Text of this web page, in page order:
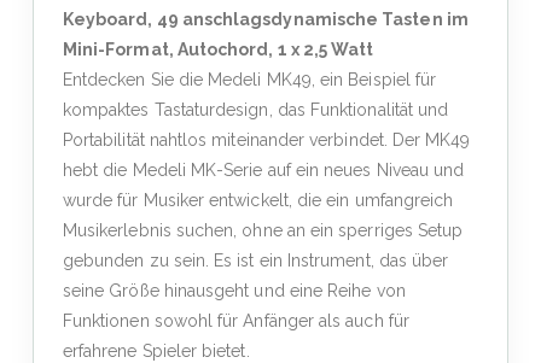
Keyboard, 49 anschlagsdynamische Tasten im
Mini-Format, Autochord, 1 x 2,5 Watt
Entdecken Sie die Medeli MK49, ein Beispiel für
kompaktes Tastaturdesign, das Funktionalität und
Portabilität nahtlos miteinander verbindet. Der MK49
hebt die Medeli MK-Serie auf ein neues Niveau und
wurde für Musiker entwickelt, die ein umfangreich
Musikerlebnis suchen, ohne an ein sperriges Setup
gebunden zu sein. Es ist ein Instrument, das über
seine Größe hinausgeht und eine Reihe von
Funktionen sowohl für Anfänger als auch für
erfahrene Spieler bietet.